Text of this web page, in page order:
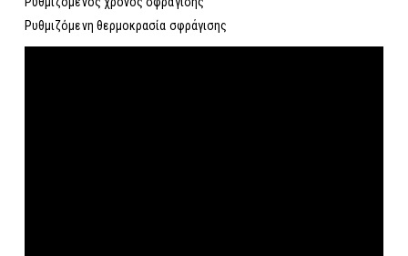
Ρυθμιζόμενη θερμοκρασία σφράγισης